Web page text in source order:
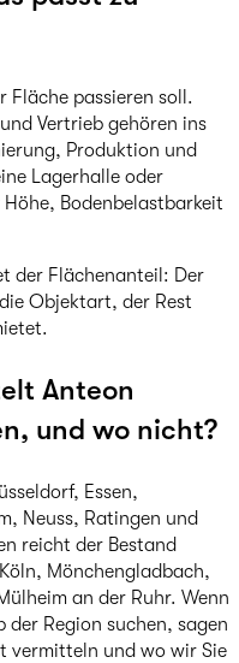
Fläche passieren soll.
Vertrieb gehören ins
Produktion und
Lagerhalle oder
Bodenbelastbarkeit
der Flächenanteil: Der
Objektart, der Rest
Anteon
und wo nicht?
Essen,
Neuss, Ratingen und
reicht der Bestand
Mönchengladbach,
an der Ruhr. Wenn
Region suchen, sagen
vermitteln und wo wir Sie